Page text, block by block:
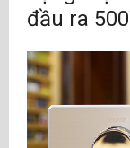
iOS và
Điều khiển
Chức năng
Power Amp:
đầu ra